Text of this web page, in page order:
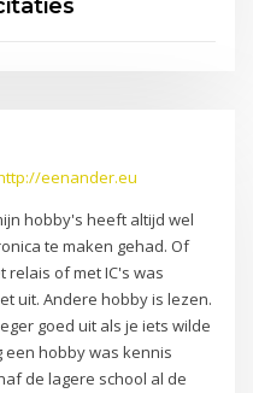
eenander.eu
hobby's heeft altijd wel
te maken gehad. Of
relais of met IC's was
uit. Andere hobby is lezen.
goed uit als je iets wilde
een hobby was kennis
de lagere school al de